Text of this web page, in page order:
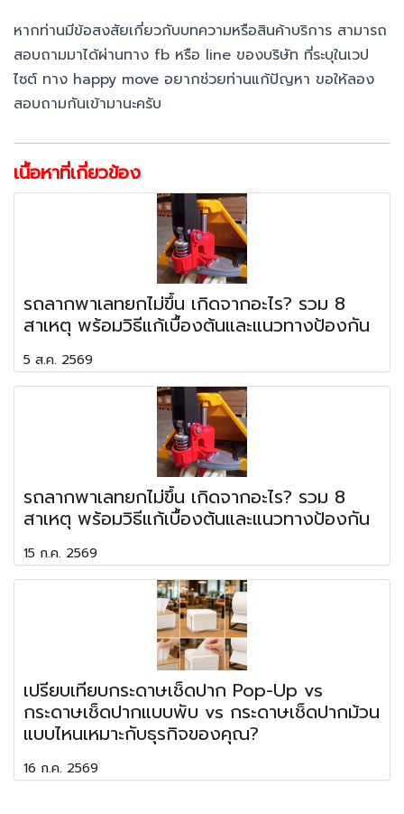
หากท่านมีข้อสงสัยเกี่ยวกับบทความหรือสินค้าบริการ สามารถ
สอบถามมาได้ผ่านทาง fb หรือ line ของบริษัท ที่ระบุในเวป
ไซต์ ทาง happy move อยากช่วยท่านแก้ปัญหา ขอให้ลอง
สอบถามกันเข้ามานะครับ
เนื้อหาที่เกี่ยวข้อง
รถลากพาเลทยกไม่ขึ้น เกิดจากอะไร? รวม 8
สาเหตุ พร้อมวิธีแก้เบื้องต้นและแนวทางป้องกัน
5 ส.ค. 2569
รถลากพาเลทยกไม่ขึ้น เกิดจากอะไร? รวม 8
สาเหตุ พร้อมวิธีแก้เบื้องต้นและแนวทางป้องกัน
15 ก.ค. 2569
เปรียบเทียบกระดาษเช็ดปาก Pop-Up vs
กระดาษเช็ดปากแบบพับ vs กระดาษเช็ดปากม้วน
แบบไหนเหมาะกับธุรกิจของคุณ?
16 ก.ค. 2569